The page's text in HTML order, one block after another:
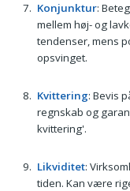
Konjunktur:
mellem høj- og
tendenser, mens
opsvinget.
Kvittering: Bevis
regnskab og
kvittering'.
Likviditet:
tiden. Kan være